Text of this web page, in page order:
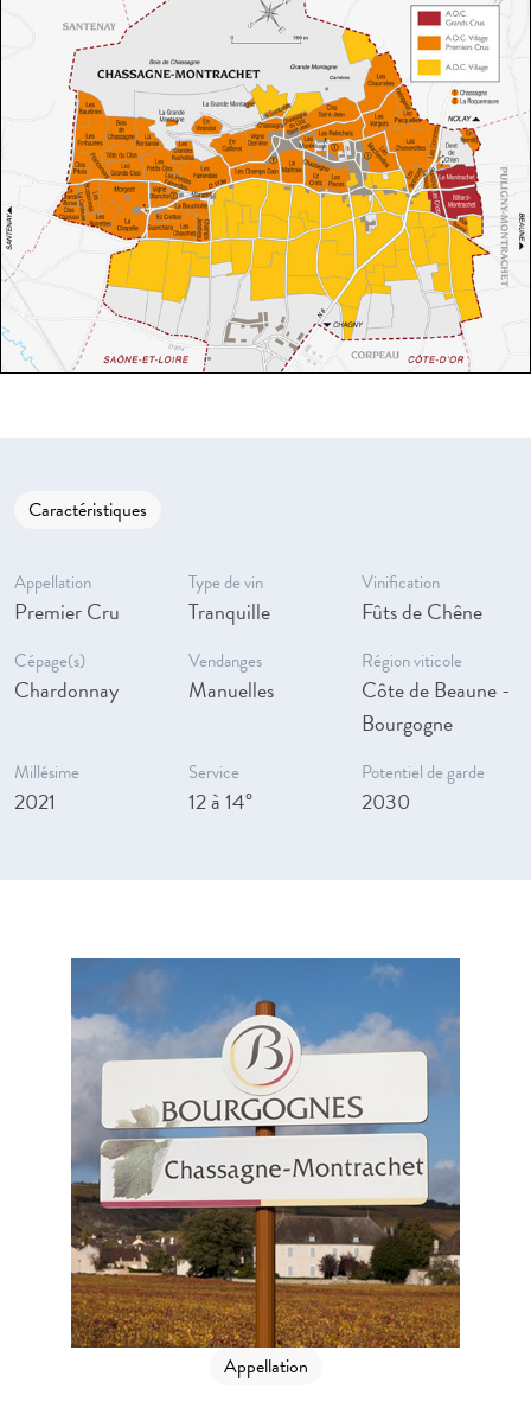
Caractéristiques
Appellation
Premier Cru
Type de vin
Tranquille
Vinification
Fûts de Chêne
Cépage(s)
Chardonnay
Vendanges
Manuelles
Région viticole
Côte de Beaune -
Bourgogne
Millésime
2021
Service
12 à 14°
Potentiel de garde
2030
Appellation